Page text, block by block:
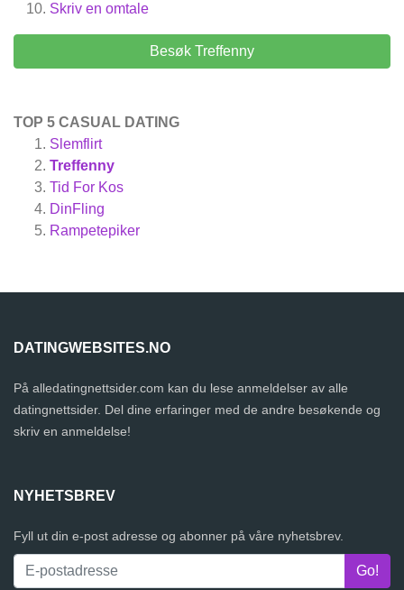
Skriv en omtale
Besøk Treffenny
TOP 5 CASUAL DATING
Slemflirt
Treffenny
Tid For Kos
DinFling
Rampetepiker
DATINGWEBSITES.NO
På alledatingnettsider.com kan du lese anmeldelser av alle
datingnettsider. Del dine erfaringer med de andre besøkende og
skriv en anmeldelse!
NYHETSBREV
Fyll ut din e-post adresse og abonner på våre nyhetsbrev.